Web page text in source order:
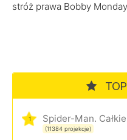
stróż prawa Bobby
1
(11384 projekcje)